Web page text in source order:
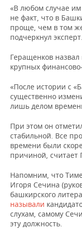
КОМУ
ТОРГОВЫЕ
ТАТАРСТАНА
БЮДЖЕТ
ИНВЕСТИЦИИ
НЕФТЕХИМИЯ
НЕФТЬ
ОПК
ЭНЕРГЕТИКА
НОВОСТИ АВТО
БИЗНЕС
НОВОСТИ
РОЗНИЧНАЯ
УСЛУГИ
ТЕХНОЛОГИИ
НОВОСТИ
МЕДИА
МЕРОПРИЯТИЯ
ВЫЕЗДНАЯ
БИЗНЕС-БРАНЧИ
ONLINE-
ОТКРЫТАЯ
НОВОСТИ
ФУТБОЛ
ХОККЕЙ
БАСКЕТБОЛ
ВОЛЕЙБОЛ
КИБЕРСПОРТ
ОБЩЕСТВО
НОВОСТИ
ВЛАСТЬ
ИНФРАСТРУКТУРА
ИСТОРИЯ
КУЛЬТУРА
ФОТОГАЛЕРЕЯ
СЮЖЕТЫ
СПРАВОЧНИК
СПИСОК ПЕРСОН
СПИСОК
ПОЛНАЯ ВЕРСИЯ
«В любом случае
не факт, что в
проще, чем в том
подчеркнул эксперт.
Геращенков
крупных
«После истории с
существенно
лишь делом
При этом он
стабильной. Все
времени были
причиной, считает
Напомним, что
Игоря Сечина
башкирского
называли
слухам, самому
эту должность.